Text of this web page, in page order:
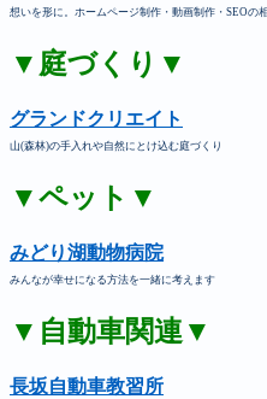
想いを形に。ホームページ制作・動画制作・SEOの
▼庭づくり▼
グランドクリエイト
山(森林)の手入れや自然にとけ込む庭づくり
▼ペット▼
みどり湖動物病院
みんなが幸せになる方法を一緒に考えます
▼自動車関連▼
長坂自動車教習所